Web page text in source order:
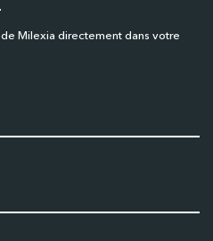
Milexia directement dans votre